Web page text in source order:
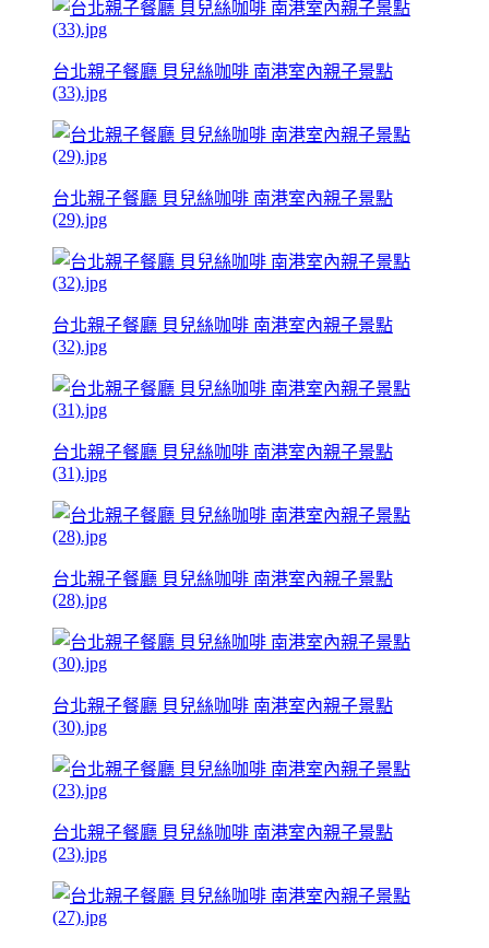
台北親子餐廳 貝兒絲咖啡 南港室內親子景點
(33).jpg
台北親子餐廳 貝兒絲咖啡 南港室內親子景點
(29).jpg
台北親子餐廳 貝兒絲咖啡 南港室內親子景點
(32).jpg
台北親子餐廳 貝兒絲咖啡 南港室內親子景點
(31).jpg
台北親子餐廳 貝兒絲咖啡 南港室內親子景點
(28).jpg
台北親子餐廳 貝兒絲咖啡 南港室內親子景點
(30).jpg
台北親子餐廳 貝兒絲咖啡 南港室內親子景點
(23).jpg